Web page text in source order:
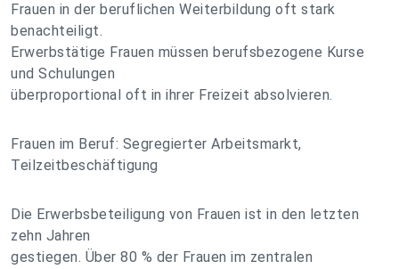
Frauen in der beruflichen Weiterbildung oft stark
benachteiligt.
Erwerbstätige Frauen müssen berufsbezogene Kurse
und Schulungen
überproportional oft in ihrer Freizeit absolvieren.
Frauen im Beruf: Segregierter Arbeitsmarkt,
Teilzeitbeschäftigung
Die Erwerbsbeteiligung von Frauen ist in den letzten
zehn Jahren
gestiegen. Über 80 % der Frauen im zentralen